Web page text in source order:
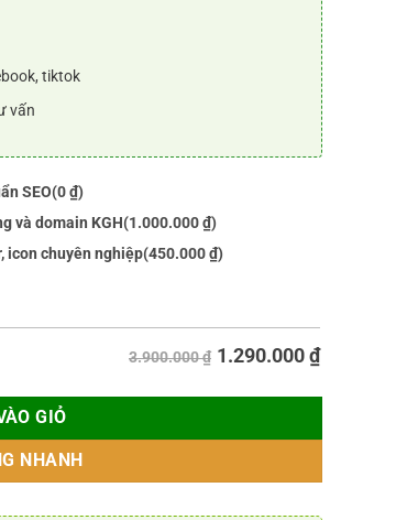
tiktok
vấn
SEO(0 ₫)
và domain KGH(1.000.000 ₫)
icon chuyên nghiệp(450.000 ₫)
3.900.000 ₫ 1.290.000₫
GIỎ
NHANH